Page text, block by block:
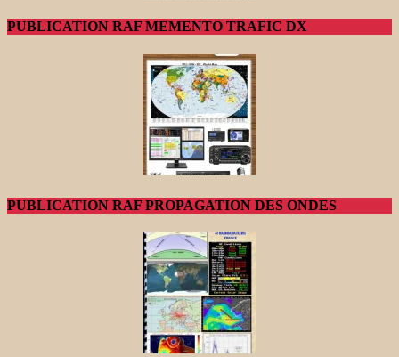
PUBLICATION RAF MEMENTO TRAFIC DX
PUBLICATION RAF PROPAGATION DES ONDES